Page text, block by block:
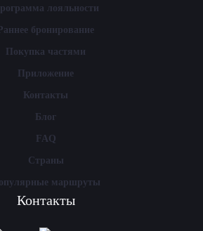
лояльности
Раннее бронирование
Покупка частями
Приложение
Контакты
Блог
FAQ
Страны
маршруты
Контакты